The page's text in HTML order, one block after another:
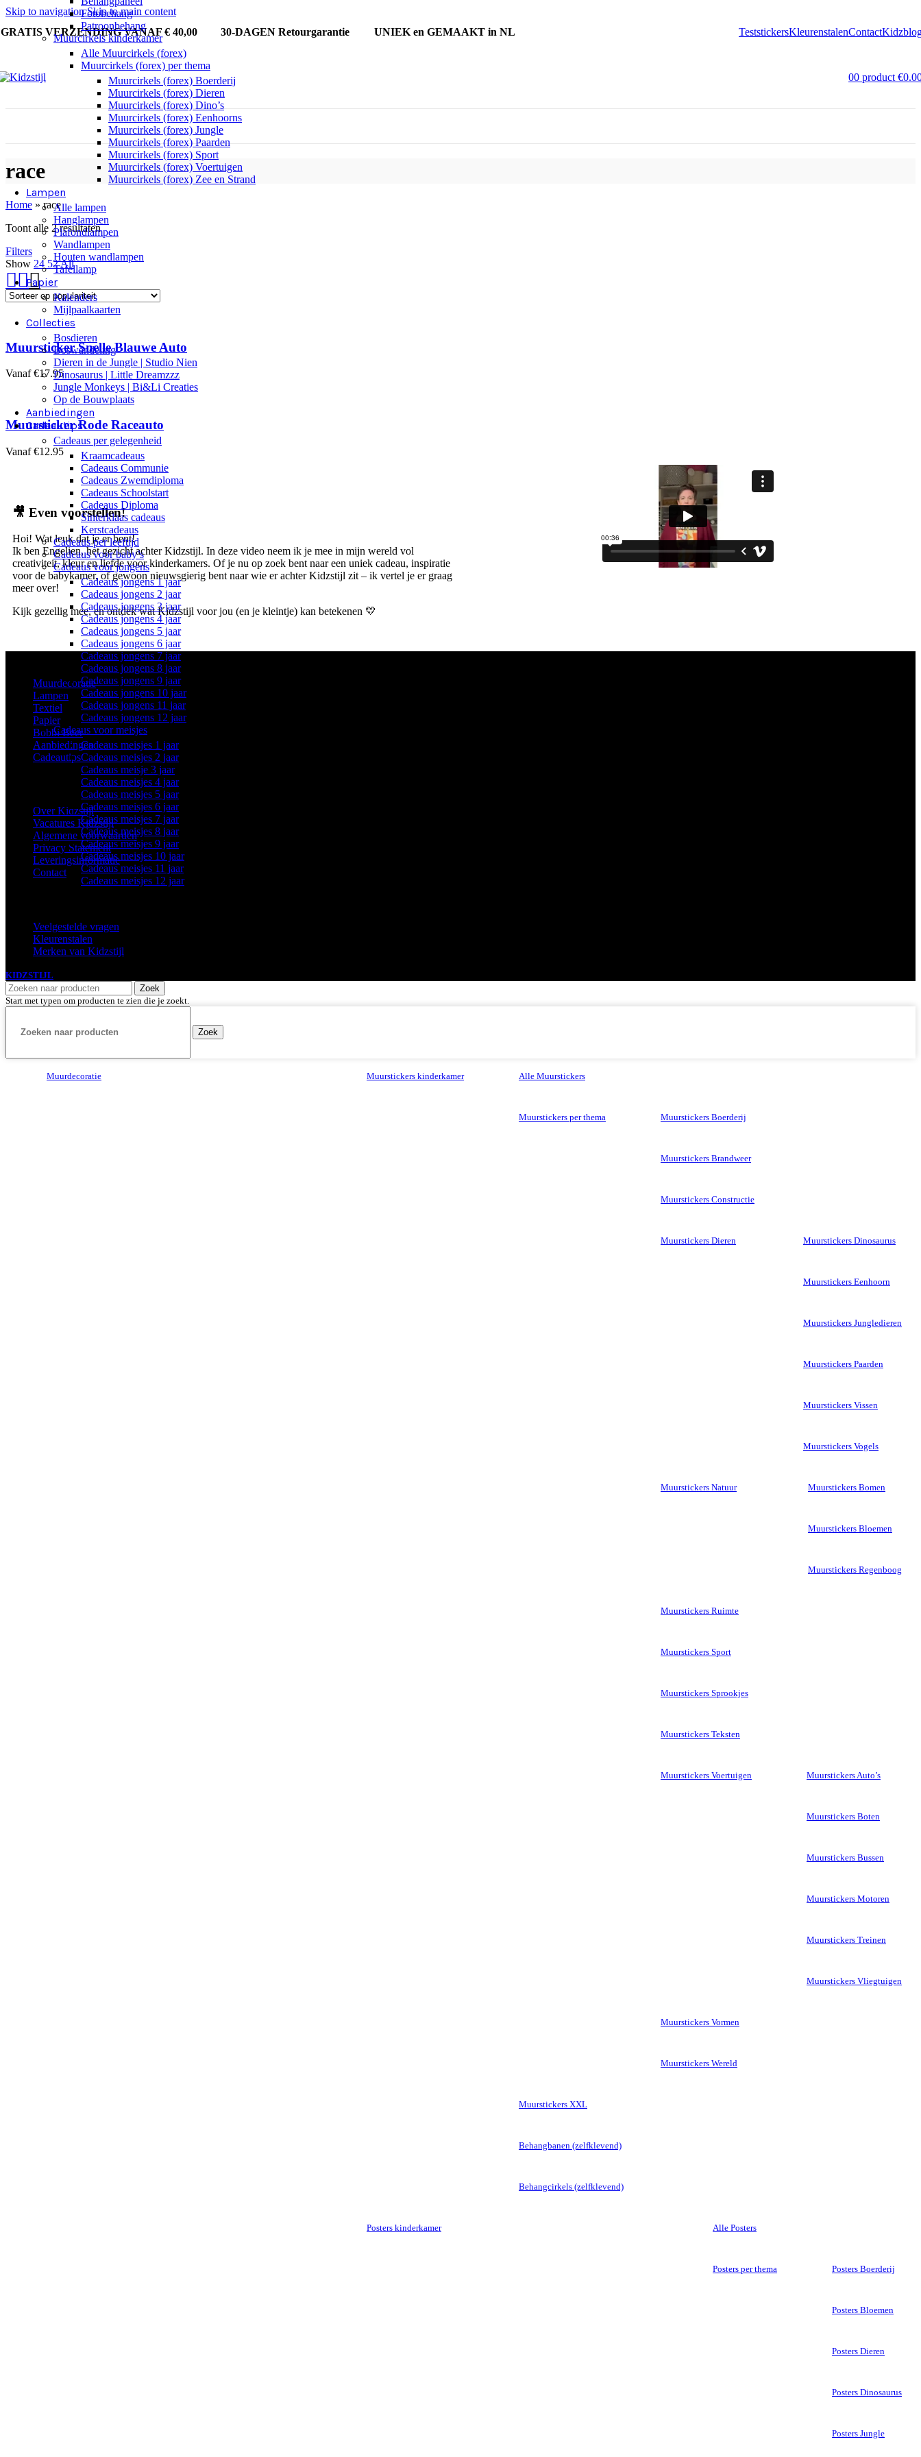
Skip to navigationSkip to main content
GRATIS VERZENDING VANAF € 40,00
30-DAGEN Retourgarantie UNIEK en GEMAAKT in NL TeststickersKleurenstalenContact
00 product €
Fotobehang
Patroonbehang
Muurcirkels kinderkamer
Alle Muurcirkels (forex)
Muurcirkels (forex) per thema
Muurcirkels (forex) Boerderij
Muurcirkels (forex) Dieren
Muurcirkels (forex) Dino’s
Muurcirkels (forex) Eenhoorns
Muurcirkels (forex) Jungle
Muurcirkels (forex) Paarden
Muurcirkels (forex) Sport
Muurcirkels (forex) Voertuigen
Muurcirkels (forex) Zee en Strand
Lampen
Alle lampen
Hanglampen
Plafondlampen
Wandlampen
Houten wandlampen
Tafellamp
Papier
Kalenders
Mijlpaalkaarten
Collecties
Bosdieren
Boswandeling
Dieren in de Jungle | Studio Nien
Dinosaurus | Little Dreamzzz
Jungle Monkeys | Bi&Li Creaties
Op de Bouwplaats
Aanbiedingen
Cadeautips
Cadeaus per gelegenheid
Kraamcadeaus
Cadeaus Communie
Cadeaus Zwemdiploma
Cadeaus Schoolstart
Cadeaus Diploma
Sinterklaas cadeaus
Kerstcadeaus
Cadeaus per leeftijd
Cadeaus voor baby’s
Cadeaus voor jongens
Cadeaus jongens 1 jaar
Cadeaus jongens 2 jaar
Cadeaus jongens 3 jaar
Cadeaus jongens 4 jaar
Cadeaus jongens 5 jaar
Cadeaus jongens 6 jaar
Cadeaus jongens 7 jaar
Cadeaus jongens 8 jaar
Cadeaus jongens 9 jaar
Cadeaus jongens 10 jaar
Cadeaus jongens 11 jaar
Cadeaus jongens 12 jaar
Cadeaus voor meisjes
Cadeaus meisjes 1 jaar
Cadeaus meisjes 2 jaar
Cadeaus meisje 3 jaar
Cadeaus meisjes 4 jaar
Cadeaus meisjes 5 jaar
Cadeaus meisjes 6 jaar
Cadeaus meisjes 7 jaar
Cadeaus meisjes 8 jaar
Cadeaus meisjes 9 jaar
Cadeaus meisjes 10 jaar
Cadeaus meisjes 11 jaar
Cadeaus meisjes 12 jaar
race
Home »race
Toont alle 2 resultaten
Filters
Show 24 52All
Muursticker Snelle Blauwe Auto
Vanaf €17.95
Muursticker Rode Raceauto
Vanaf €12.95
🎥 Even voorstellen!
Hoi! Wat leuk dat je er bent!
Ik ben Engelien, het gezicht achter Kidzstijl. In deze video neem ik je mee in mijn wereld vol
creativiteit, kleur en liefde voor kinderkamers. Of je nu op zoek bent naar een uniek cadeau, inspiratie
voor de babykamer, of gewoon nieuwsgierig bent naar wie er achter Kidzstijl zit – ik vertel je er graag
meer over!
Kijk gezellig mee, en ontdek wat Kidzstijl voor jou (en je kleintje) kan betekenen 💛
Muurdecoratie
Lampen
Textiel
Papier
Bobbi Beer
Aanbiedingen
Cadeautips
Over Kidzstijl
Vacatures Kidzstijl
Algemene voorwaarden
Privacy Statement
Leveringsinformatie
Contact
Veelgestelde vragen
Kleurenstalen
Merken van Kidzstijl
KIDZSTIJL
Zoek
Start met typen om producten te zien die je zoekt.
Zoek
Muurdecoratie Muurstickers kinderkamer Alle Muurstickers
Muurstickers per thema Muurstickers Boerderij
Muurstickers Brandweer
Muurstickers Constructie
Muurstickers Dieren Muurstickers Dinosaurus
Muurstickers Eenhoorn
Muurstickers Jungledieren
Muurstickers Paarden
Muurstickers Vissen
Muurstickers Vogels
Muurstickers Natuur Muurstickers Bomen
Muurstickers Bloemen
Muurstickers Regenboog
Muurstickers Ruimte
Muurstickers Sport
Muurstickers Sprookjes
Muurstickers Teksten
Muurstickers Voertuigen Muurstickers Auto’s
Muurstickers Boten
Muurstickers Bussen
Muurstickers Motoren
Muurstickers Treinen
Muurstickers Vliegtuigen
Muurstickers Vormen
Muurstickers Wereld
Muurstickers XXL
Behangbanen (zelfklevend)
Behangcirkels (zelfklevend)
Posters kinderkamer Alle Posters
Posters per thema Posters Boerderij
Posters Bloemen
Posters Dieren
Posters Dinosaurus
Posters Jungle